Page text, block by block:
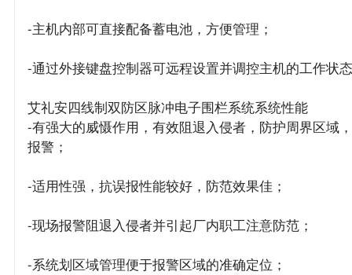
-主机内部可直接配备蓄电池，方便管理；
-通过外接键盘控制器可远程设置并调控主机的工作状
艾礼安四线制双防区脉冲电子围栏系统系统性能
-有强大的威慑作用，有效阻退入侵者，防护周界区域
报警；
-适用性强，抗误报性能较好，防范效果佳；
-现场报警阻退入侵者并引起厂内职工注意防范；
-系统划区域管理便于报警区域的准确定位；